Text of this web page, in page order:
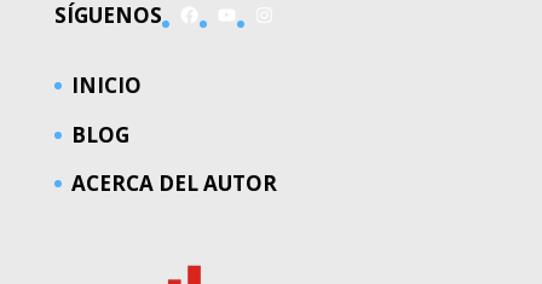
SÍGUENOS
INICIO
BLOG
ACERCA DEL AUTOR